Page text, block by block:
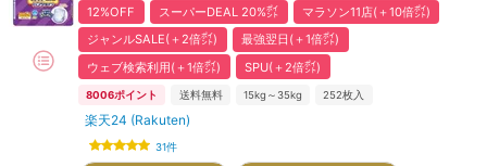
12%OFF スーパーDEAL 20%㌽
マラソン11店(＋10倍㌽)
ジャンルSALE(＋2倍㌽)
最強翌日(＋1倍㌽)
ウェブ検索利用(＋1倍㌽)
SPU(＋2倍㌽)
8006ポイント 送料無料 15kg～35kg 252枚入
楽天24 (Rakuten)
31件